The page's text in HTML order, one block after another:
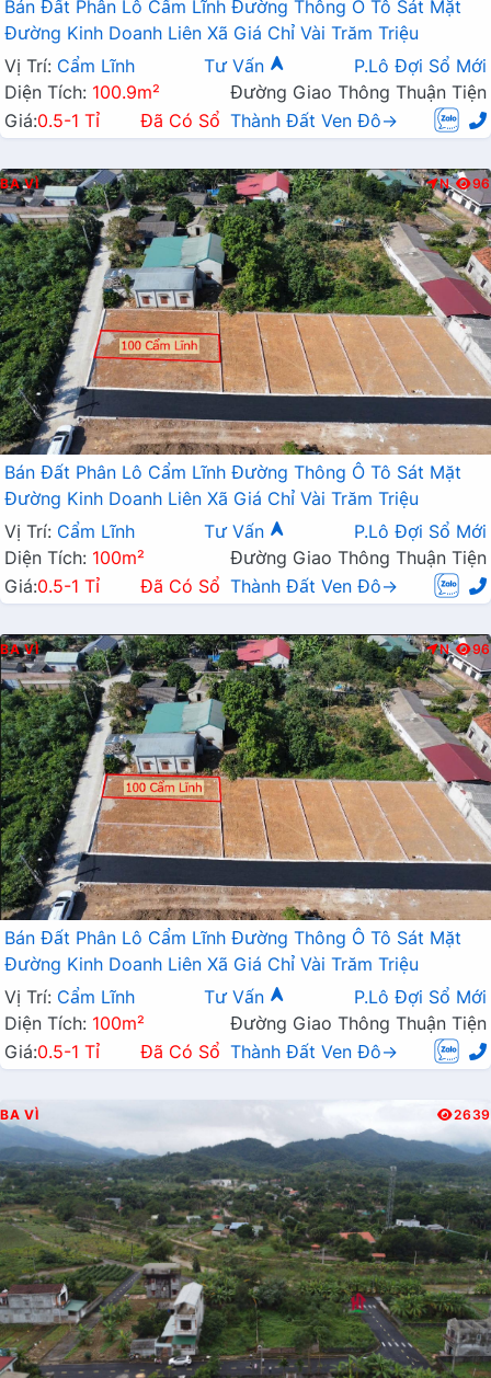
Bán Đất Phân Lô Cẩm Lĩnh Đường Thông Ô Tô Sát Mặt
Đường Kinh Doanh Liên Xã Giá Chỉ Vài Trăm Triệu
Vị Trí: Cẩm Lĩnh Tư Vấn
P.Lô Đợi Sổ Mới
Diện Tích: 100.9m²
Đường Giao Thông Thuận Tiện
Giá:0.5-1 Tỉ Đã Có Sổ Thành Đất Ven Đô→
BA VÌ N 96
Bán Đất Phân Lô Cẩm Lĩnh Đường Thông Ô Tô Sát Mặt
Đường Kinh Doanh Liên Xã Giá Chỉ Vài Trăm Triệu
Vị Trí: Cẩm Lĩnh Tư Vấn
P.Lô Đợi Sổ Mới
Diện Tích: 100m²
Đường Giao Thông Thuận Tiện
Giá:0.5-1 Tỉ Đã Có Sổ Thành Đất Ven Đô→
BA VÌ N 96
Bán Đất Phân Lô Cẩm Lĩnh Đường Thông Ô Tô Sát Mặt
Đường Kinh Doanh Liên Xã Giá Chỉ Vài Trăm Triệu
Vị Trí: Cẩm Lĩnh Tư Vấn
P.Lô Đợi Sổ Mới
Diện Tích: 100m²
Đường Giao Thông Thuận Tiện
Giá:0.5-1 Tỉ Đã Có Sổ Thành Đất Ven Đô→
BA VÌ 2639